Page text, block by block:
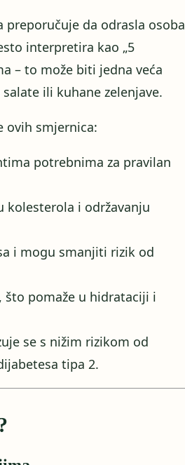
preporučuje da odrasla osoba
interpretira kao „5
– to može biti jedna veća
ili kuhane zelenjave.
ovih smjernica:
potrebnima za pravilan
kolesterola i održavanju
i mogu smanjiti rizik od
što pomaže u hidrataciji i
se s nižim rizikom od
tipa 2.